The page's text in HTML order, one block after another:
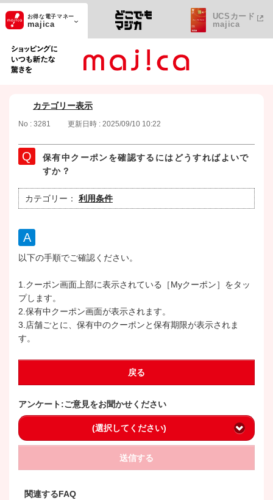
ショッピングにいつも新たな驚きを
お得な電子マネー
majica
UCSカード
majica
カテゴリー表示
No : 3281 更新日時 : 2025/09/10 10:22
保有中クーポンを確認するにはどうすればよいで
すか？
カテゴリー： 利用条件
以下の手順でご確認ください。
1.クーポン画面上部に表示されている［Myクーポン］をタッ
プします。
2.保有中クーポン画面が表示されます。
3.店舗ごとに、保有中のクーポンと保有期限が表示されま
す。
戻る
アンケート:ご意見をお聞かせください
(選択してください)
送信する
関連するFAQ